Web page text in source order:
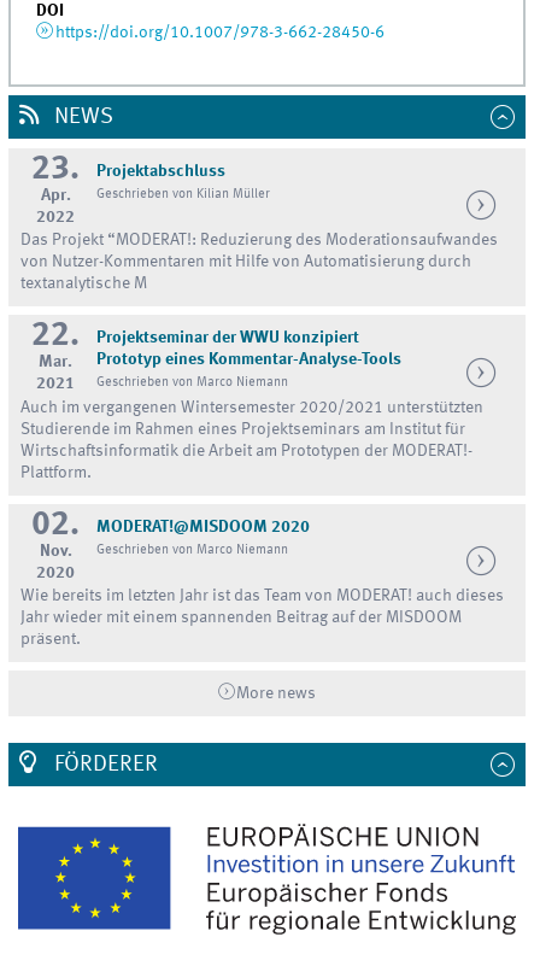
DOI
https://doi.org/10.1007/978-3-662-28450-6
NEWS
23.
Apr.
2022
Projektabschluss
Geschrieben von Kilian Müller
Das Projekt “MODERAT!: Reduzierung des Moderationsaufwandes
von Nutzer-Kommentaren mit Hilfe von Automatisierung durch
textanalytische M
22.
Mar.
2021
Projektseminar der WWU konzipiert
Prototyp eines Kommentar-Analyse-Tools
Geschrieben von Marco Niemann
Auch im vergangenen Wintersemester 2020/2021 unterstützten
Studierende im Rahmen eines Projektseminars am Institut für
Wirtschaftsinformatik die Arbeit am Prototypen der MODERAT!-
Plattform.
02.
Nov.
2020
MODERAT!@MISDOOM 2020
Geschrieben von Marco Niemann
Wie bereits im letzten Jahr ist das Team von MODERAT! auch dieses
Jahr wieder mit einem spannenden Beitrag auf der MISDOOM
präsent.
More news
FÖRDERER